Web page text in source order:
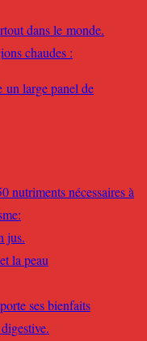
dans le monde.
chaudes :
un large panel de
nutriments nécessaires à
jus.
la peau
ses bienfaits